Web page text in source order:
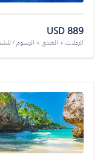
USD 889
الرحلات + الفندق + الرسوم /